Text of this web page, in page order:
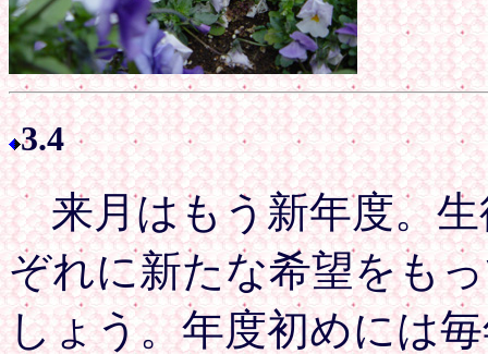
3.4
来月はもう新年度。生
ぞれに新たな希望をも
しょう。年度初めには